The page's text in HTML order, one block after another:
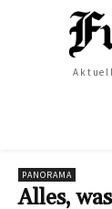
PANORAMA
Alles,